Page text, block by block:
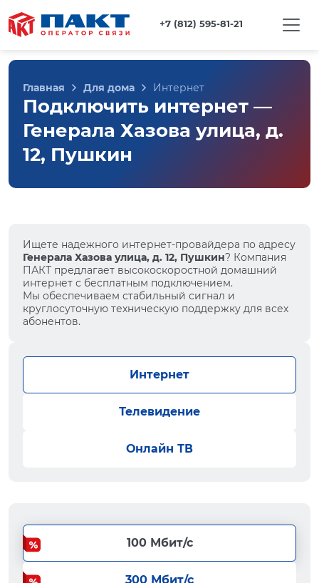
+7 (812) 595-81-21
Главная Для дома Интернет
Подключить интернет —
Генерала Хазова улица, д.
12, Пушкин
Ищете надежного интернет-провайдера по адресу
Генерала Хазова улица, д. 12, Пушкин? Компания
ПАКТ предлагает высокоскоростной домашний
интернет с бесплатным подключением.
Мы обеспечиваем стабильный сигнал и
круглосуточную техническую поддержку для всех
абонентов.
Интернет
Телевидение
Онлайн ТВ
100 Мбит/с
300 Мбит/с